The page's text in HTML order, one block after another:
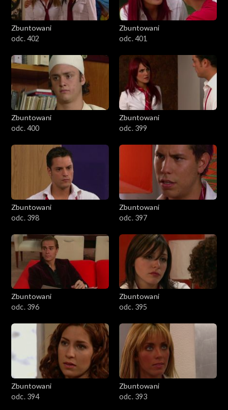
Zbuntowani
odc. 402
Zbuntowani
odc. 401
Zbuntowani
odc. 400
Zbuntowani
odc. 399
Zbuntowani
odc. 398
Zbuntowani
odc. 397
Zbuntowani
odc. 396
Zbuntowani
odc. 395
Zbuntowani
odc. 394
Zbuntowani
odc. 393